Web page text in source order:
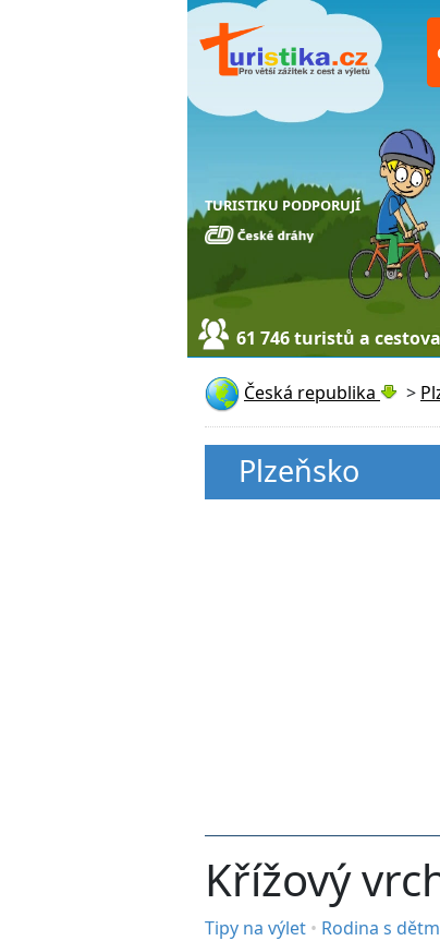
TURISTIKU PODPORUJÍ
61 746 turistů a
Česká republika >
Plzeňsko
Křížový
Tipy na výlet • Rodina s